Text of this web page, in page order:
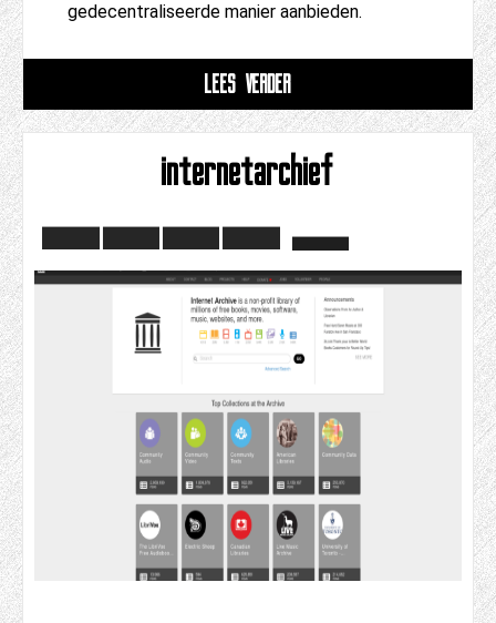
gedecentraliseerde manier aanbieden.
LEES VERDER
internetarchief